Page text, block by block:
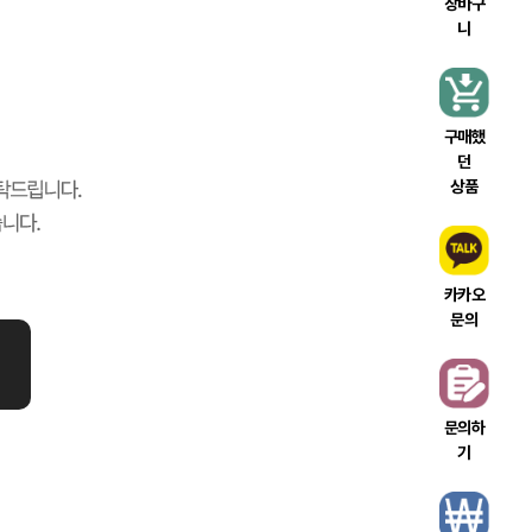
니
구매했
던
상품
카카오
문의
문의하
기